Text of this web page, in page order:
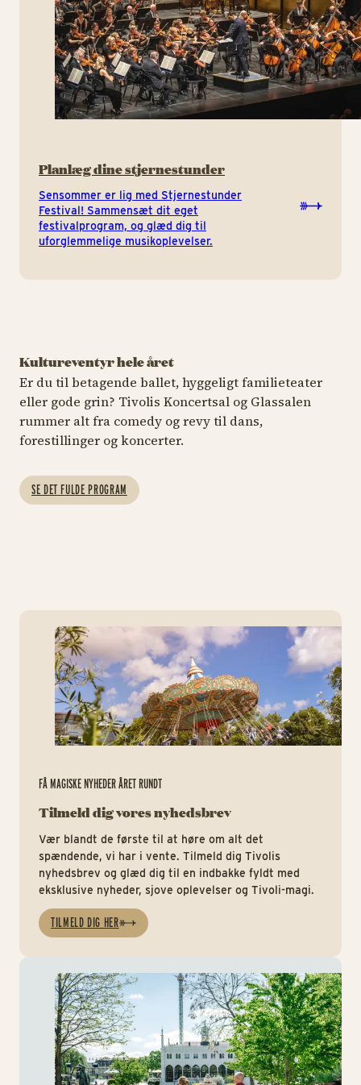
Planlæg dine stjernestunder
Sensommer er lig med Stjernestunder
Festival! Sammensæt dit eget
festivalprogram, og glæd dig til
uforglemmelige musikoplevelser.
Kultureventyr hele året
Er du til betagende ballet, hyggeligt familieteater
eller gode grin? Tivolis Koncertsal og Glassalen
rummer alt fra comedy og revy til dans,
forestillinger og koncerter.
SE DET FULDE PROGRAM
Aristo Sham – fra
vidunderbarn til
stjernepianist
SOMMERKLASSISK
KØB BILLETTER
Dorthe Gerlach &
Pernille
FÅ MAGISKE NYHEDER ÅRET RUNDT
Tilmeld dig vores nyhedsbrev
Vær blandt de første til at høre om alt det
spændende, vi har i vente. Tilmeld dig Tivolis
nyhedsbrev og glæd dig til en indbakke fyldt med
eksklusive nyheder, sjove oplevelser og Tivoli-magi.
TILMELD DIG HER